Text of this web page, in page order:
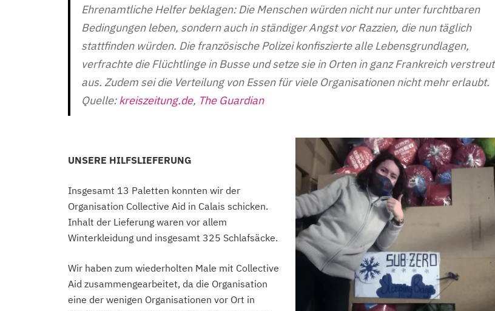
Ehrenamtliche Helfer beklagen: Die Menschen würden nicht nur unter furchtbaren
Bedingungen leben, sondern auch in ständiger Angst vor Razzien, die nun täglich
stattfinden würden. Die französische Polizei konfiszierte alle Lebensgrundlagen,
verfrachte die Flüchtlinge in Busse und setze sie in Orten in ganz Frankreich verstreut
aus. Zudem sei die Verteilung von Essen für viele Organisationen nicht mehr erlaubt.
Quelle:kreiszeitung.de, The Guardian
UNSERE HILFSLIEFERUNG
Insgesamt 13 Paletten konnten wir der
Organisation Collective Aid in Calais schicken.
Inhalt der Lieferung waren vor allem
Winterkleidung und insgesamt 325 Schlafsäcke.
Wir haben zum wiederholten Male mit Collective
Aid zusammengearbeitet, da die Organisation
eine der wenigen Organisationen vor Ort in